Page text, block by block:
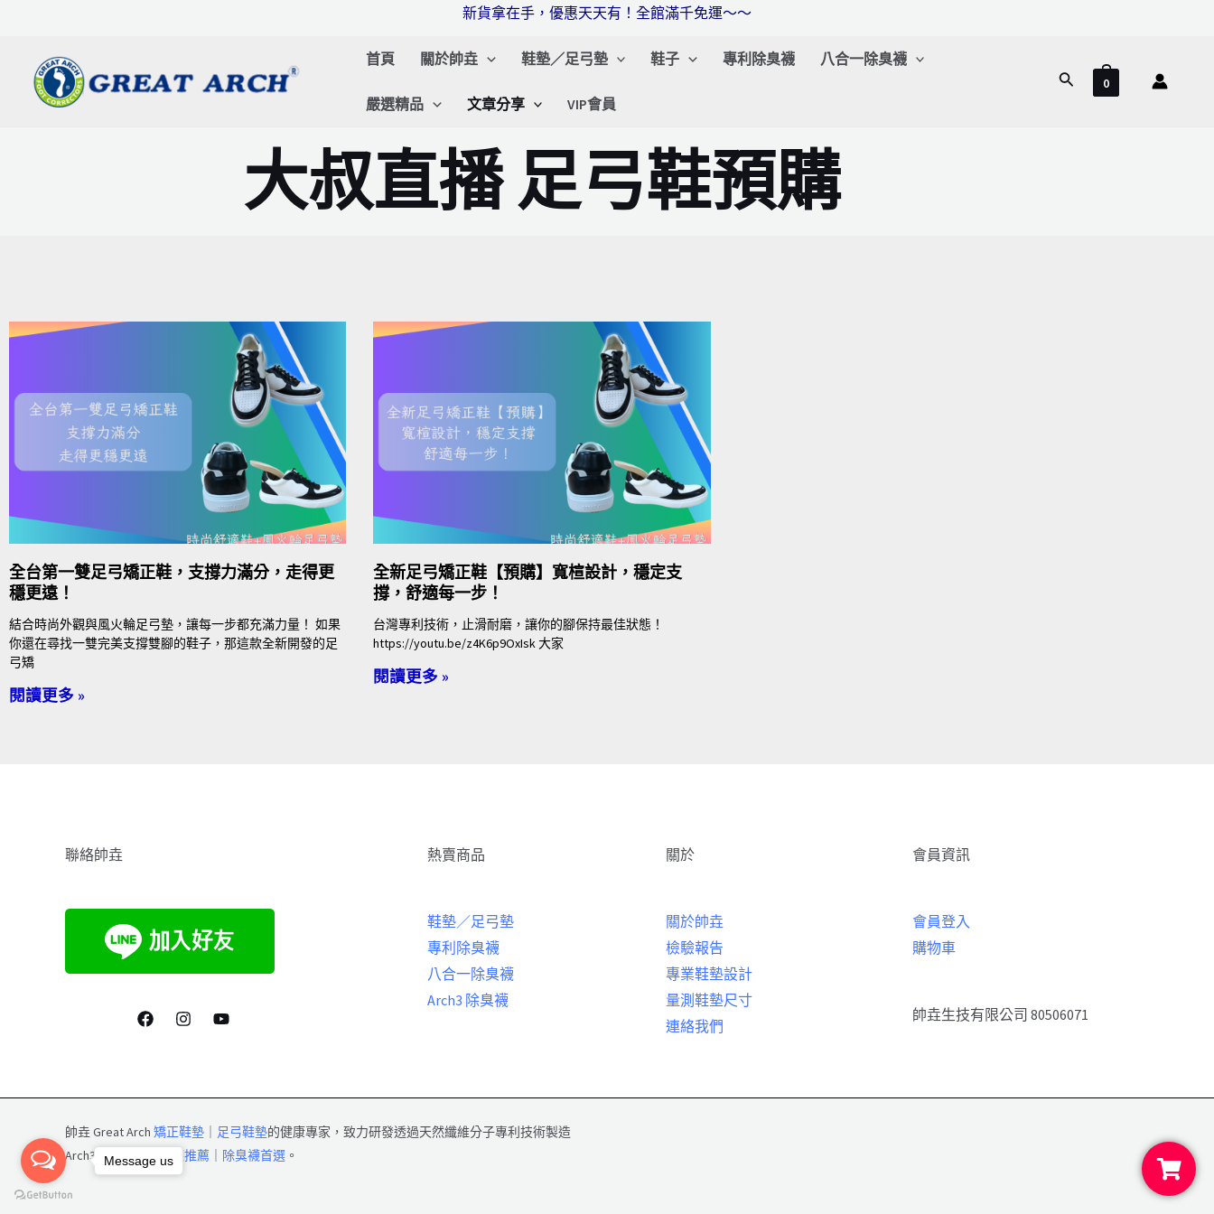
新貨拿在手，優惠天天有！全館滿千免運～～
首頁 關於帥垚 鞋墊／足弓墊 鞋子 專利除臭襪 八合一除臭襪
嚴選精品 文章分享 VIP會員
搜
0
大叔直播 足弓鞋預購
全台第一雙足弓矯正鞋，支撐力滿分，走得更
穩更遠！
結合時尚外觀與風火輪足弓墊，讓每一步都充滿力量！ 如果
你還在尋找一雙完美支撐雙腳的鞋子，那這款全新開發的足
弓矯
閱讀更多 »
全新足弓矯正鞋【預購】寬楦設計，穩定支
撐，舒適每一步！
台灣專利技術，止滑耐磨，讓你的腳保持最佳狀態！
https://youtu.be/z4K6p9OxIsk 大家
閱讀更多 »
聯絡帥垚 熱賣商品
鞋墊／足弓墊
專利除臭襪
八合一除臭襪
Arch3 除臭襪
關於
關於帥垚
檢驗報告
專業鞋墊設計
量測鞋墊尺寸
連絡我們
會員資訊
會員登入
購物車
帥垚生技有限公司 80506071
帥垚 Great Arch 矯正鞋墊 足弓鞋墊的健康專家，致力研發透過天然纖維分子專利技術製造
Arch3 除臭襪｜除臭襪推薦 除臭襪首選 。
Message us